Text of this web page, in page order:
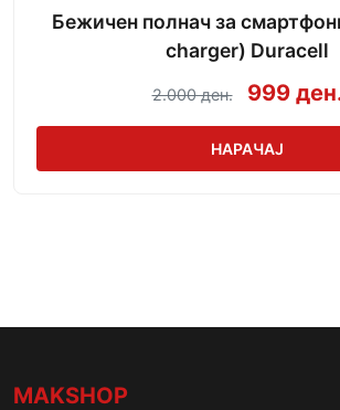
Бежичен полнач за
charger) Duracell
2.000 ден. 999
НАРАЧАЈ
MAKSHOP